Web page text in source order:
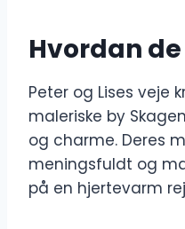
Hvordan
Peter og Lises veje
maleriske by
og charme. Deres
meningsfuldt og
på en hjertevarm